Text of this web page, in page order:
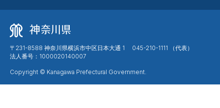
〒231-8588 神奈川県横浜市中区日本大通 1 045-210-1111 （代表）
法人番号：1000020140007
Copyright © Kanagawa Prefectural Government.